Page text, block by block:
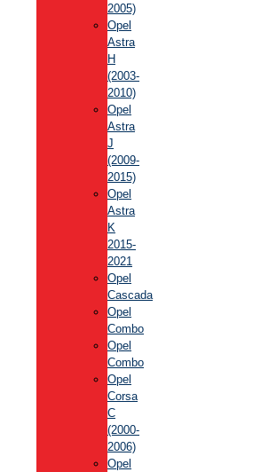
2005)
Opel
Astra
H
(2003-
2010)
Opel
Astra
J
(2009-
2015)
Opel
Astra
K
2015-
2021
Opel
Cascada
Opel
Combo
Opel
Combo
Opel
Corsa
C
(2000-
2006)
Opel